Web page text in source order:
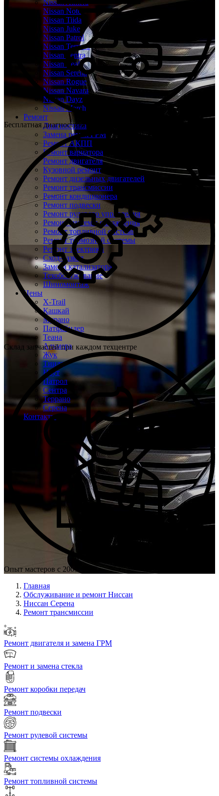
Nissan Almera
Nissan Note
Nissan Tiida
Nissan Juke
Nissan Patrol
Nissan Terrano
Nissan Sentra
Nissan Leaf
Nissan Serena
Nissan Rogue
Nissan Navara
Nissan Dayz
Nissan March
Ремонт
Диагностика
Замена ремня ГРМ
Ремонт АКПП
Ремонт вариатора
Ремонт двигателя
Кузовной ремонт
Ремонт дизельных двигателей
Ремонт трансмиссии
Ремонт кондиционера
Ремонт подвески
Ремонт рулевого управления
Ремонт системы охлаждения
Ремонт топливной системы
Ремонт тормозной системы
Ремонт электрики
Сход-развал
Замена катализатора
Техобслуживание
Шиномонтаж
Цены
X-Trail
Кашкай
Мурано
Патфайндер
Теана
Альмера
Жук
Тиида
Ноут
Патрол
Сентра
Террано
Серена
Контакты
Бесплатная диагностика Ниссан
Склад запчастей при каждом техцентре
Опыт мастеров с 2009 г.
Главная
Обслуживание и ремонт Ниссан
Ниссан Серена
Ремонт трансмиссии
Ремонт двигателя и замена ГРМ
Ремонт и замена стекла
Ремонт коробки передач
Ремонт подвески
Ремонт рулевой системы
Ремонт системы охлаждения
Ремонт топливной системы